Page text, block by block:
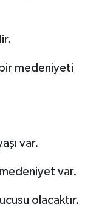
bir medeniyeti
var.
var.
olacaktır.